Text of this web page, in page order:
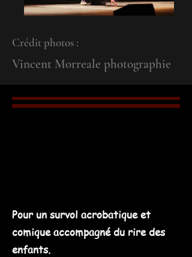
Crédit photos :
Vincent Morreale photographie
Pour un survol acrobatique et
comique accompagné du rire des
enfants.